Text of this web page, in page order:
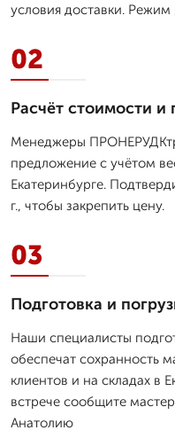
условия доставки.
02
Расчёт стоимости и
Менеджеры
предложение с учётом
Екатеринбурге.
г., чтобы закрепить цену.
03
Подготовка и
Наши специалисты
обеспечат сохранность
клиентов и на складах в
встрече сообщите
Анатолию